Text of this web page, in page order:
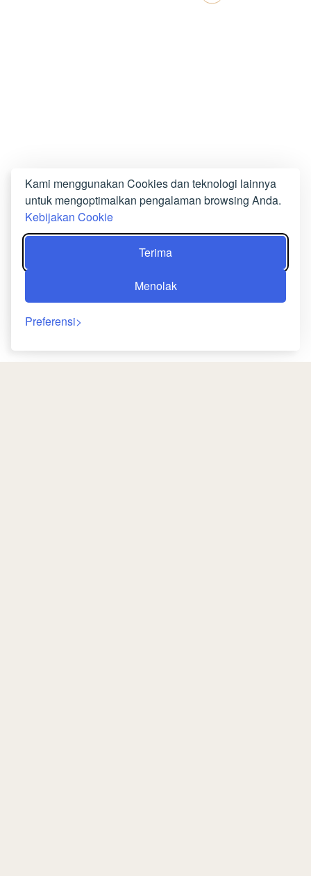
Kami menggunakan Cookies dan teknologi lainnya
untuk mengoptimalkan pengalaman browsing Anda.
Kebijakan Cookie
Terima
Menolak
Preferensi